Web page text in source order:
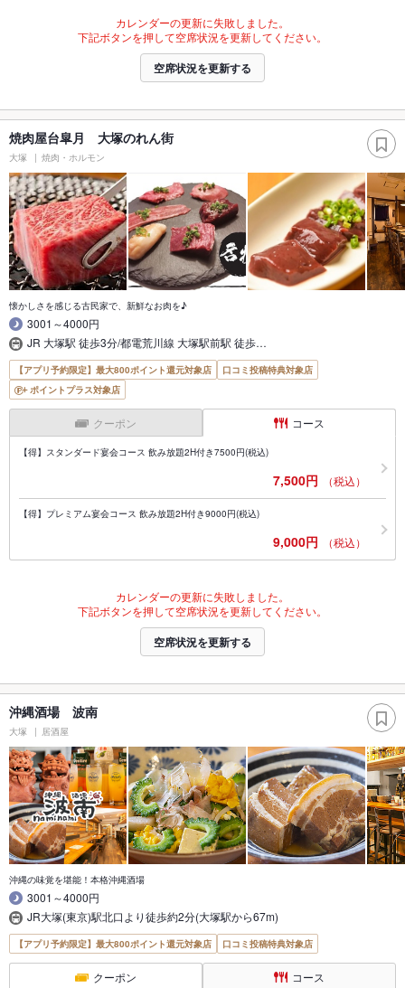
カレンダーの更新に失敗しました。
下記ボタンを押して空席状況を更新してください。
空席状況を更新する
焼肉屋台皐月 大塚のれん街
大塚 焼肉・ホルモン
懐かしさを感じる古民家で、新鮮なお肉を♪
3001～4000円
JR 大塚駅 徒歩3分/都電荒川線 大塚駅前駅 徒歩…
【アプリ予約限定】最大800ポイント還元対象店
口コミ投稿特典対象店
ポイントプラス対象店
クーポン コース
【得】スタンダード宴会コース 飲み放題2H付き7500円(税込)
7,500円 （税込）
【得】プレミアム宴会コース 飲み放題2H付き9000円(税込)
9,000円 （税込）
カレンダーの更新に失敗しました。
下記ボタンを押して空席状況を更新してください。
空席状況を更新する
沖縄酒場 波南
大塚 居酒屋
沖縄の味覚を堪能！本格沖縄酒場
3001～4000円
JR大塚(東京)駅北口より徒歩約2分(大塚駅から67m)
【アプリ予約限定】最大800ポイント還元対象店 口コミ投稿特典対象店
クーポン コース